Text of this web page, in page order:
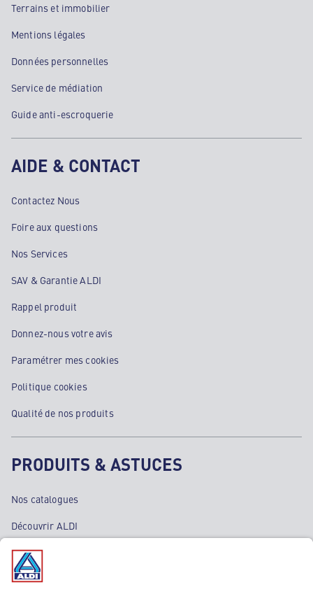
Terrains et immobilier
Mentions légales
Données personnelles
Service de médiation
Guide anti-escroquerie
AIDE & CONTACT
Contactez Nous
Foire aux questions
Nos Services
SAV & Garantie ALDI
Rappel produit
Donnez-nous votre avis
Paramétrer mes cookies
Politique cookies
Qualité de nos produits
PRODUITS & ASTUCES
Nos catalogues
Découvrir ALDI
Nos bons plans
Nos rayons